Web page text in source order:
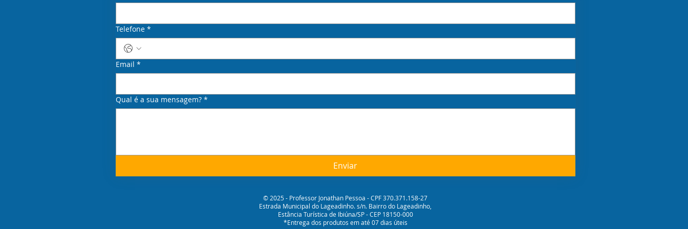
Telefone *
Email *
Qual é a sua mensagem? *
Enviar
© 2025 - Professor Jonathan Pessoa - CPF 370.371.158-27
Estrada Municipal do Lageadinho. s/n. Bairro do Lageadinho,
Estância Turística de Ibiúna/SP - CEP 18150-000
*Entrega dos produtos em até 07 dias úteis